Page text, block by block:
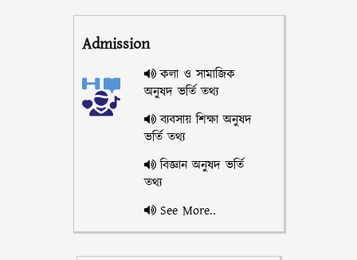
Admission
কলা ও সামাজিক
অনুষদ ভর্তি তথ্য
ব্যবসায় শিক্ষা অনুষদ
ভর্তি তথ্য
বিজ্ঞান অনুষদ ভর্তি
তথ্য
See More..